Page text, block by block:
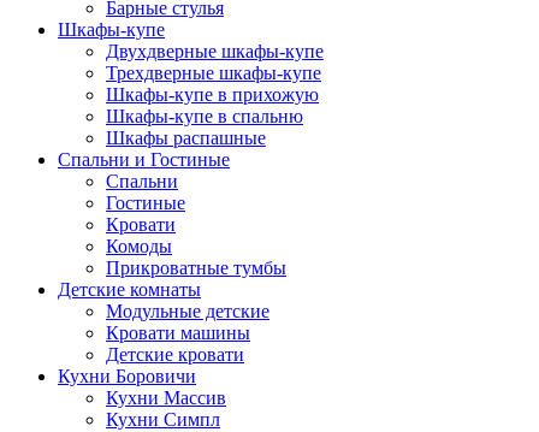
Барные стулья
Шкафы-купе
Двухдверные шкафы-купе
Трехдверные шкафы-купе
Шкафы-купе в прихожую
Шкафы-купе в спальню
Шкафы распашные
Спальни и Гостиные
Спальни
Гостиные
Кровати
Комоды
Прикроватные тумбы
Детские комнаты
Модульные детские
Кровати машины
Детские кровати
Кухни Боровичи
Кухни Массив
Кухни Симпл